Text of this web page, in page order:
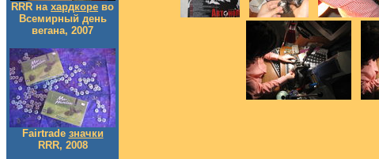
RRR на хардкоре во
Всемирный день
вегана, 2007
Fairtrade значки
RRR, 2008